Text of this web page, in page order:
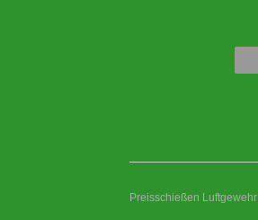
Preisschießen